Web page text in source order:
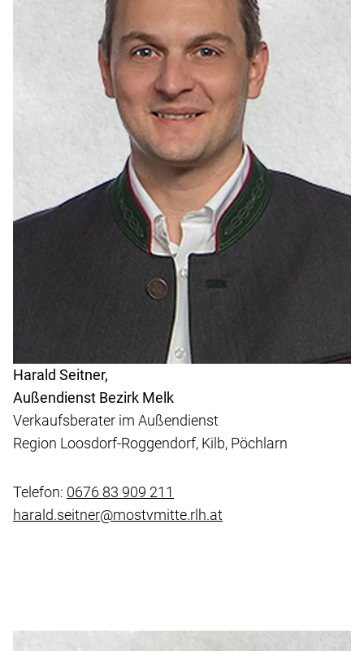
Harald Seitner,
Außendienst Bezirk Melk
Verkaufsberater im Außendienst
Region Loosdorf-Roggendorf, Kilb, Pöchlarn
Telefon: 0676 83 909 211
harald.seitner@mostvmitte.rlh.at